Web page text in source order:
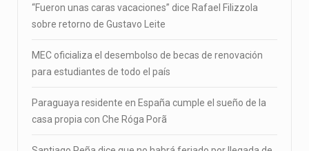
“Fueron unas caras vacaciones” dice Rafael Filizzola
sobre retorno de Gustavo Leite
MEC oficializa el desembolso de becas de renovación
para estudiantes de todo el país
Paraguaya residente en España cumple el sueño de la
casa propia con Che Róga Porã